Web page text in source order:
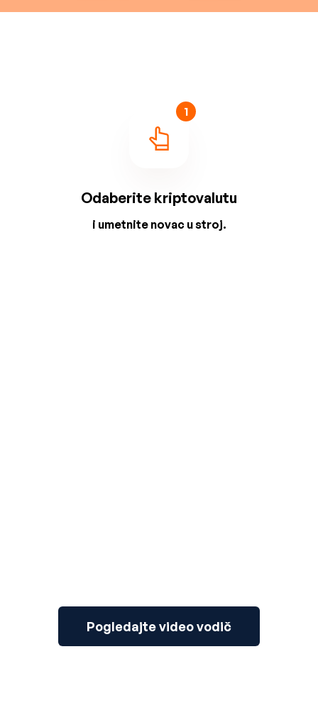
1
Odaberite kriptovalutu
i umetnite novac u stroj.
Pogledajte video vodič